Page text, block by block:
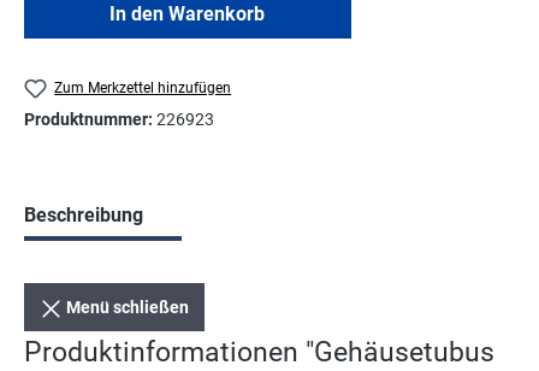
In den Warenkorb
Zum Merkzettel hinzufügen
Produktnummer: 226923
Beschreibung
Menü schließen
Produktinformationen "Gehäusetubus